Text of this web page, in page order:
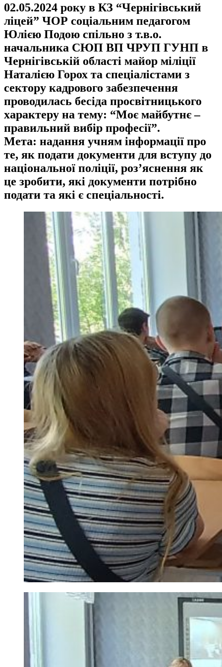
02.05.2024 року в КЗ “Чернігівський
ліцей” ЧОР соціальним педагогом
Юлією Подою спільно з т.в.о.
начальника СЮП ВП ЧРУП ГУНП в
Чернігівській області майор міліції
Наталією Горох та спеціалістами з
сектору кадрового забезпечення
проводилась бесіда просвітницького
характеру на тему: “Моє майбутнє –
правильний вибір професії”.
Мета: надання учням інформації про
те, як подати документи для вступу до
національної поліції, роз’яснення як
це зробити, які документи потрібно
подати та які є спеціальності.